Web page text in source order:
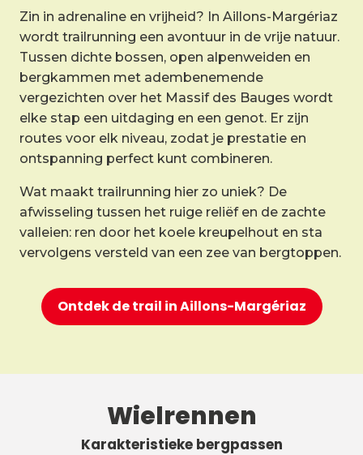
Zin in adrenaline en vrijheid? In Aillons-Margériaz
wordt trailrunning een avontuur in de vrije natuur.
Tussen dichte bossen, open alpenweiden en
bergkammen met adembenemende
vergezichten over het Massif des Bauges wordt
elke stap een uitdaging en een genot. Er zijn
routes voor elk niveau, zodat je prestatie en
ontspanning perfect kunt combineren.
Wat maakt trailrunning hier zo uniek? De
afwisseling tussen het ruige reliëf en de zachte
valleien: ren door het koele kreupelhout en sta
vervolgens versteld van een zee van bergtoppen.
Ontdek de trail in Aillons-Margériaz
Wielrennen
Karakteristieke bergpassen